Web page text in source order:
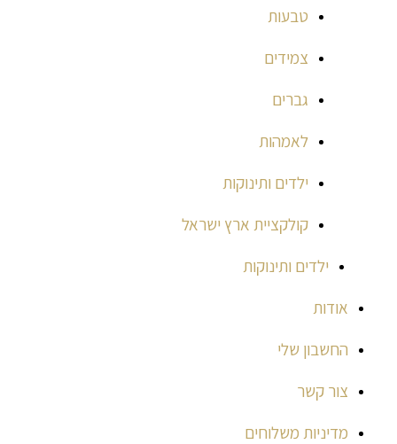
טבעות
צמידים
גברים
לאמהות
ילדים ותינוקות
קולקציית ארץ ישראל
ילדים ותינוקות
אודות
החשבון שלי
צור קשר
מדיניות משלוחים